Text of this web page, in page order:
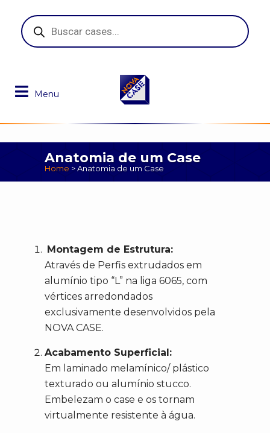
Pesquisar
produtos
Anatomia de um Case
Home >Anatomia de um Case
Montagem de Estrutura:
Através de Perfis extrudados em
alumínio tipo “L” na liga 6065, com
vértices arredondados
exclusivamente desenvolvidos pela
NOVA CASE.
Acabamento Superficial:
Em laminado melamínico/ plástico
texturado ou alumínio stucco.
Embelezam o case e os tornam
virtualmente resistente à água.